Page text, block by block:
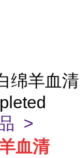
绵羊血清
>
血清